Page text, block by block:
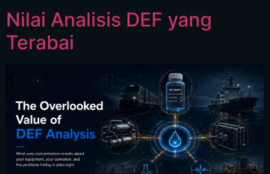
Nilai Analisis DEF yang
Terabai
हिन्दी
Français du Canada
Ελληνικά
Bahasa Indonesia
Sicilian
日本語
Español